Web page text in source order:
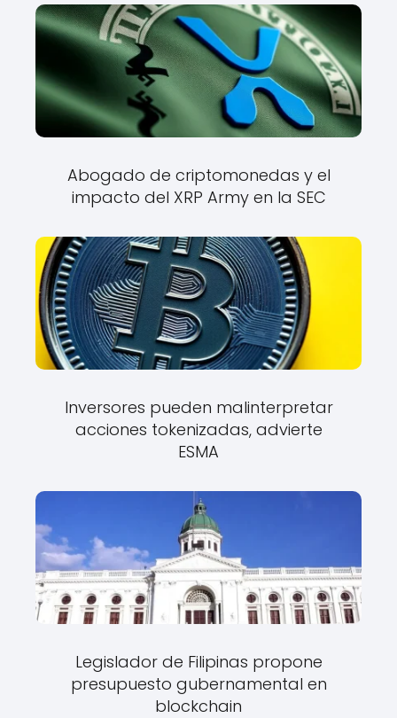
Abogado de criptomonedas y el
impacto del XRP Army en la SEC
Inversores pueden malinterpretar
acciones tokenizadas, advierte
ESMA
Legislador de Filipinas propone
presupuesto gubernamental en
blockchain